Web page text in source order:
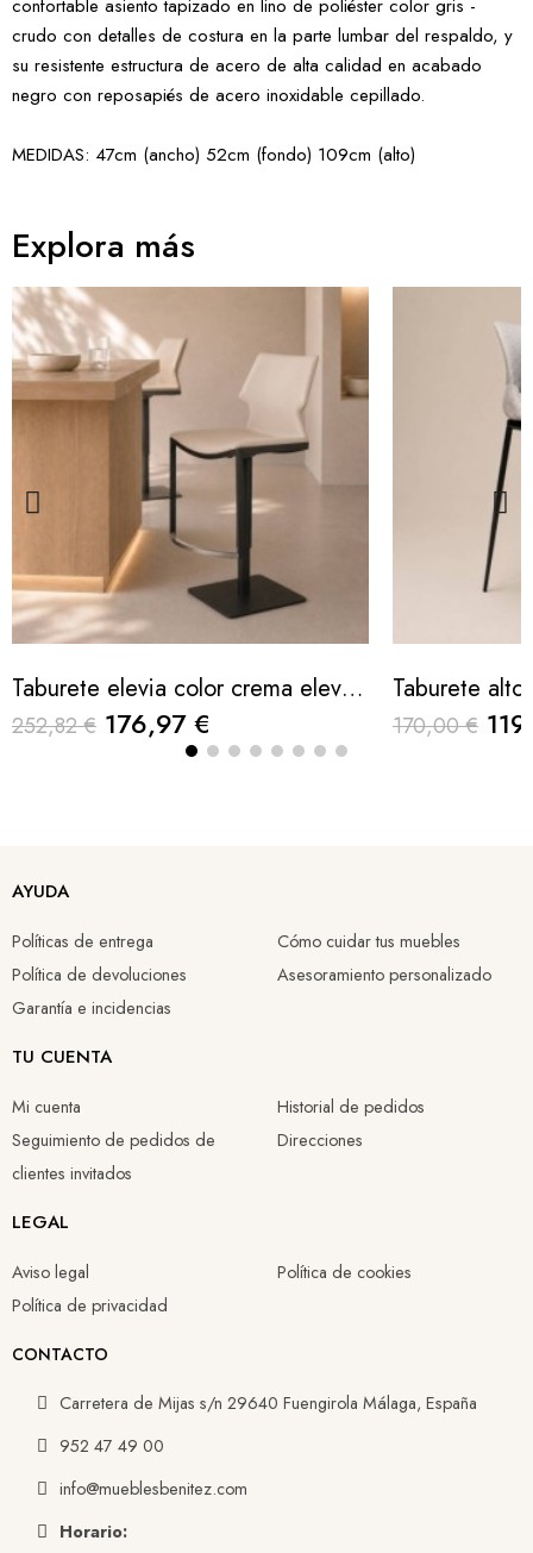
confortable asiento tapizado en lino de poliéster color gris -
crudo con detalles de costura en la parte lumbar del respaldo, y
su resistente estructura de acero de alta calidad en acabado
negro con reposapiés de acero inoxidable cepillado.
MEDIDAS: 47cm (ancho) 52cm (fondo) 109cm (alto)
Explora más
Taburete elevia color crema elevable 44x53x86/111cm
252,82 € 176,97 € 170,00 €
AYUDA
Políticas de entrega
Política de devoluciones
Garantía e incidencias
Cómo cuidar tus muebles
Asesoramiento personalizado
TU CUENTA
Mi cuenta
Seguimiento de pedidos de
clientes invitados
Historial de pedidos
Direcciones
LEGAL
Aviso legal
Política de privacidad
Política de cookies
CONTACTO
Carretera de Mijas s/n 29640 Fuengirola Málaga, España
952 47 49 00
info@mueblesbenitez.com
Horario: